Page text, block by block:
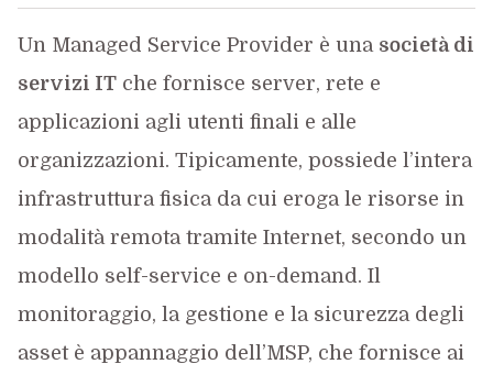
Un Managed Service Provider è una società di
servizi ITche fornisce server, rete e
applicazioni agli utenti finali e alle
organizzazioni. Tipicamente, possiede l’intera
infrastruttura fisica da cui eroga le risorse in
modalità remota tramite Internet, secondo un
modello self-service e on-demand. Il
monitoraggio, la gestione e la sicurezza degli
asset è appannaggio dell’MSP, che fornisce ai